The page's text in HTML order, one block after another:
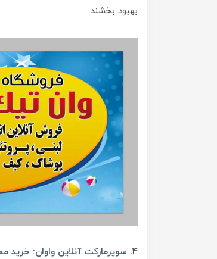
بهبود بخشند.
۴. سوپرمارکت آنلاین واوان: خرید